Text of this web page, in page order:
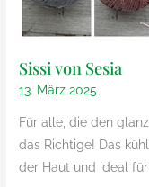
Sissi von Sesia
13. März 2025
Für alle, die den
das Richtige! Das
der Haut und ideal